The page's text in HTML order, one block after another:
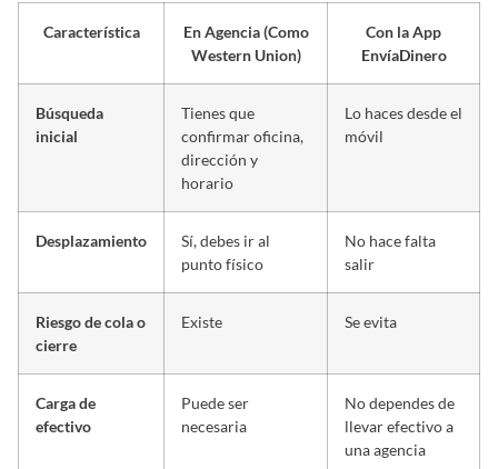
Característica
En Agencia (Como
Western Union)
Con la App
EnvíaDinero
Búsqueda
inicial
Tienes que
confirmar oficina,
dirección y
horario
Lo haces desde el
móvil
Desplazamiento
Sí, debes ir al
punto físico
No hace falta
salir
Riesgo de cola o
cierre
Existe Se evita
Carga de
efectivo
Puede ser
necesaria
No dependes de
llevar efectivo a
una agencia